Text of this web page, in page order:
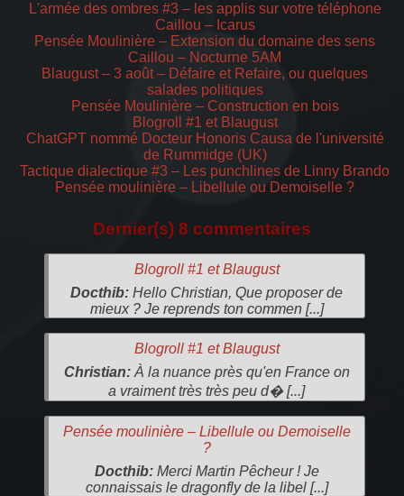
L'armée des ombres #3 – les applis sur votre téléphone
Caillou – Icarus
Pensée Moulinière – Extension du domaine des sens
Caillou – Nocturne 5AM
Blaugust – 3 août – Défaire et Refaire, ou quelques
salades politiques
Pensée Moulinière – Construction en bois
Blogroll #1 et Blaugust
ChatGPT nommé Docteur Honoris Causa de l'université
de Rummidge (UK)
Tactique dialectique #3 – Les punchlines de Linny Brando
Pensée moulinière – Libellule ou Demoiselle ?
Dernier(s) 8 commentaires
Blogroll #1 et Blaugust
Docthib: Hello Christian, Que proposer de
mieux ? Je reprends ton commen [...]
Blogroll #1 et Blaugust
Christian:À la nuance près qu'en France on
a vraiment très très peu d� [...]
Pensée moulinière – Libellule ou Demoiselle
?
Docthib:Merci Martin Pêcheur ! Je
connaissais le dragonfly de la libel [...]